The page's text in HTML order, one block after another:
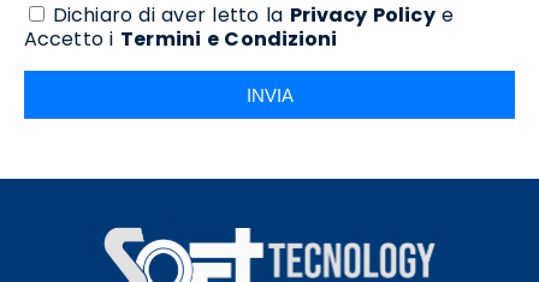
Dichiaro di aver letto la Privacy Policye
Accetto i Termini e Condizioni
INVIA